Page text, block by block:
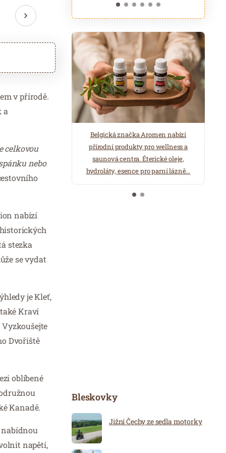
v přírodě.
a
celkovou
nebo
nabízí
stezka
se vydat
je Kleť,
Kraví
Dvořiště
oblíbené
Kanadě.
nabídnou
napětí,
Belgická značka Aromen nabízí
přírodní produkty pro wellness a
saunová centra. Éterické oleje,
hydroláty, esence pro parní lázně…
ASTORIA Hotel & Medical Spa je
poskytovatelem lázeňské léčebně
rehabilitační péče. Odpočiňte si ve
Wellness a Balneo centru.
Bleskovky
Jižní Čechy ze sedla motorky